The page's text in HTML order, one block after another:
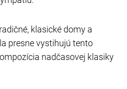
klasické domy a
presne vystihujú tento
nadčasovej klasiky